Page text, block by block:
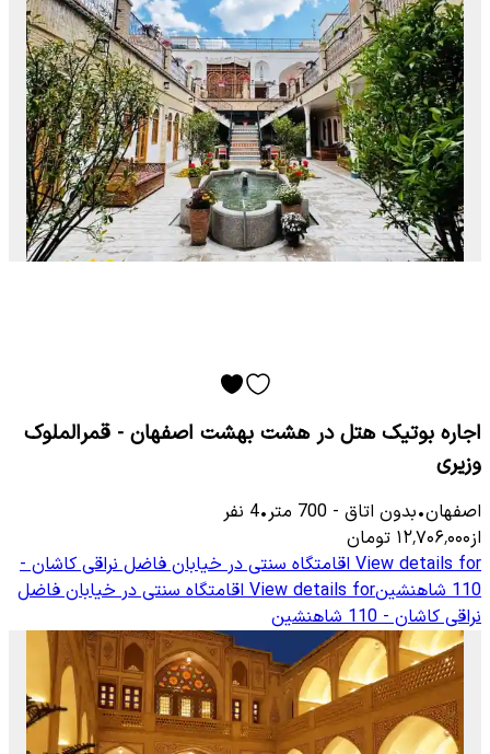
اجاره بوتیک هتل در هشت بهشت اصفهان - قمرالملوک
وزیری
اصفهان•بدون اتاق -
700 متر•
4 نفر
از۱۲٬۷۰۶٬۰۰۰ تومان
View details for اقامتگاه سنتی در خیابان فاضل نراقی کاشان -
110 شاهنشین
View details for اقامتگاه سنتی در خیابان فاضل
نراقی کاشان - 110 شاهنشین